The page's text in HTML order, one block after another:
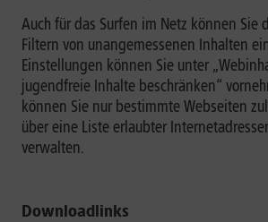
Auch für das Surfen im Netz können Sie
Filtern von unangemessenen Inhalten
Einstellungen können Sie unter
jugendfreie Inhalte beschränken“
können Sie nur bestimmte Webseiten
über eine Liste erlaubter
verwalten.
Downloadlinks